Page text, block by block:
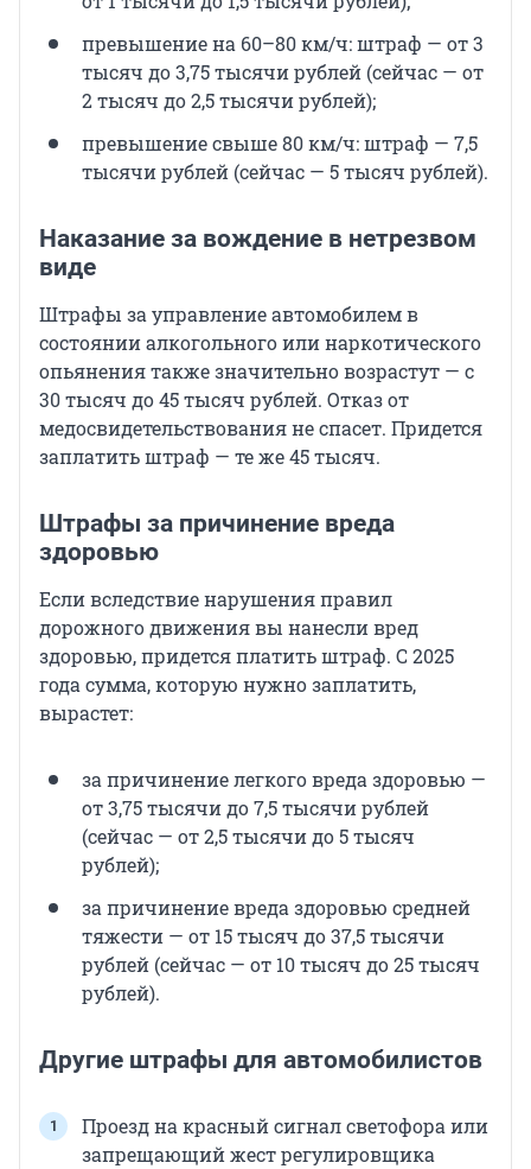
превышение на 60–80 км/ч: штраф — от 3
тысяч до 3,75 тысячи рублей (сейчас — от
2 тысяч до 2,5 тысячи рублей);
превышение свыше 80 км/ч: штраф — 7,5
тысячи рублей (сейчас — 5 тысяч рублей).
Наказание за вождение в нетрезвом
виде
Штрафы за управление автомобилем в
состоянии алкогольного или наркотического
опьянения также значительно возрастут — с
30 тысяч до 45 тысяч рублей. Отказ от
медосвидетельствования не спасет. Придется
заплатить штраф — те же 45 тысяч.
Штрафы за причинение вреда
здоровью
Если вследствие нарушения правил
дорожного движения вы нанесли вред
здоровью, придется платить штраф. С 2025
года сумма, которую нужно заплатить,
вырастет:
за причинение легкого вреда здоровью —
от 3,75 тысячи до 7,5 тысячи рублей
(сейчас — от 2,5 тысячи до 5 тысяч
рублей);
за причинение вреда здоровью средней
тяжести — от 15 тысяч до 37,5 тысячи
рублей (сейчас — от 10 тысяч до 25 тысяч
рублей).
Другие штрафы для автомобилистов
Проезд на красный сигнал светофора или
запрещающий жест регулировщика